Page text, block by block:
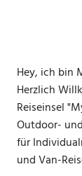
Hey, ich bin
Herzlich
Reiseinsel
Outdoor-
für
und Van-